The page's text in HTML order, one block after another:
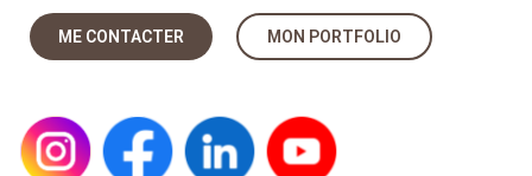
ME CONTACTER MON PORTFOLIO